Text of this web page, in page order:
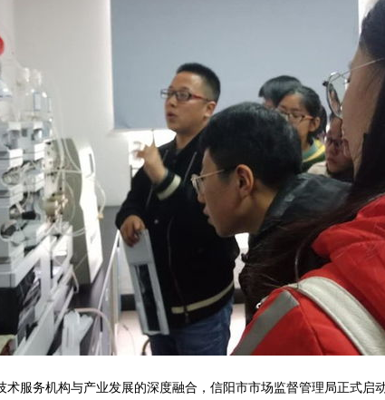
服务机构与产业发展的深度融合，信阳市市场监督管理局正式启